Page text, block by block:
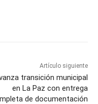
Artículo siguiente
transición municipal
en La Paz con entrega
de documentación